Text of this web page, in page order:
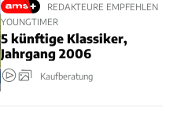
REDAKTEURE EMPFEHLEN
YOUNGTIMER
5 künftige Klassiker,
Jahrgang 2006
Kaufberatung